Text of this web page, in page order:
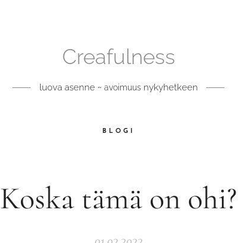
Creafulness
luova asenne ~ avoimuusnykyhetkeen
BLOGI
Koska tämä on ohi?